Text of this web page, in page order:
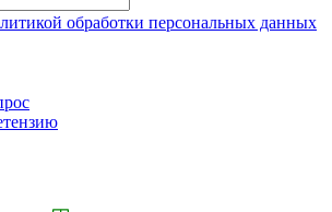
обработки персональных данных